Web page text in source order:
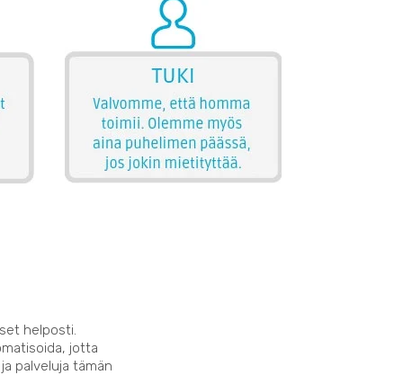
helposti.
jotta
palveluja tämän